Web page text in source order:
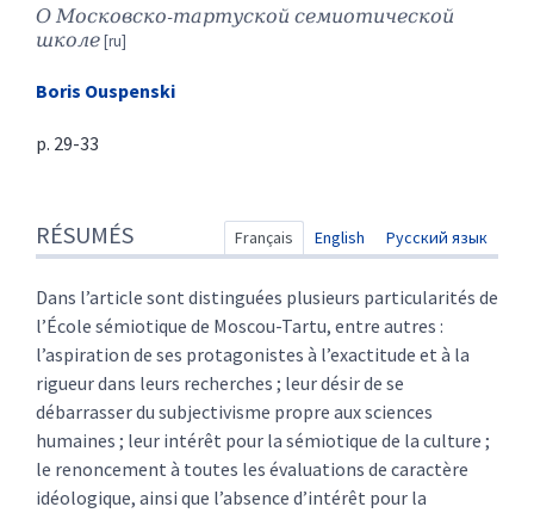
О Московско-тартуской семиотической
школе
Boris Ouspenski
p. 29-33
Index
Texte
Citer cet article
Auteur
RÉSUMÉS Français English Русский язык
Dans l’article sont distinguées plusieurs particularités de
l’École sémiotique de Moscou-Tartu, entre autres :
l’aspiration de ses protagonistes à l’exactitude et à la
rigueur dans leurs recherches ; leur désir de se
débarrasser du subjectivisme propre aux sciences
humaines ; leur intérêt pour la sémiotique de la culture ;
le renoncement à toutes les évaluations de caractère
idéologique, ainsi que l’absence d’intérêt pour la